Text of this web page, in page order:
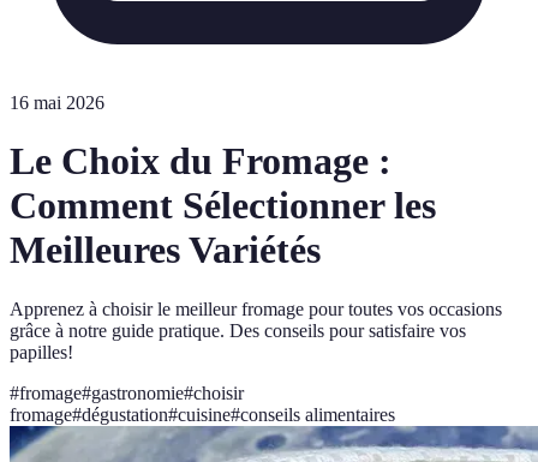
16 mai 2026
Le Choix du Fromage :
Comment Sélectionner les
Meilleures Variétés
Apprenez à choisir le meilleur fromage pour toutes vos occasions
grâce à notre guide pratique. Des conseils pour satisfaire vos
papilles!
#fromage#gastronomie#choisir
fromage#dégustation#cuisine#conseils alimentaires